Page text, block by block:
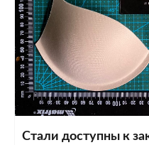
Стали доступны к